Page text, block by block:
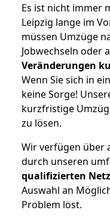
Es ist nicht immer
Leipzig lange im
müssen Umzüge
Jobwechseln oder
Veränderungen
Wenn Sie sich in
keine Sorge!
kurzfristige
zu lösen.
Wir verfügen über
durch unseren
qualifizierten
Auswahl an
Problem löst.